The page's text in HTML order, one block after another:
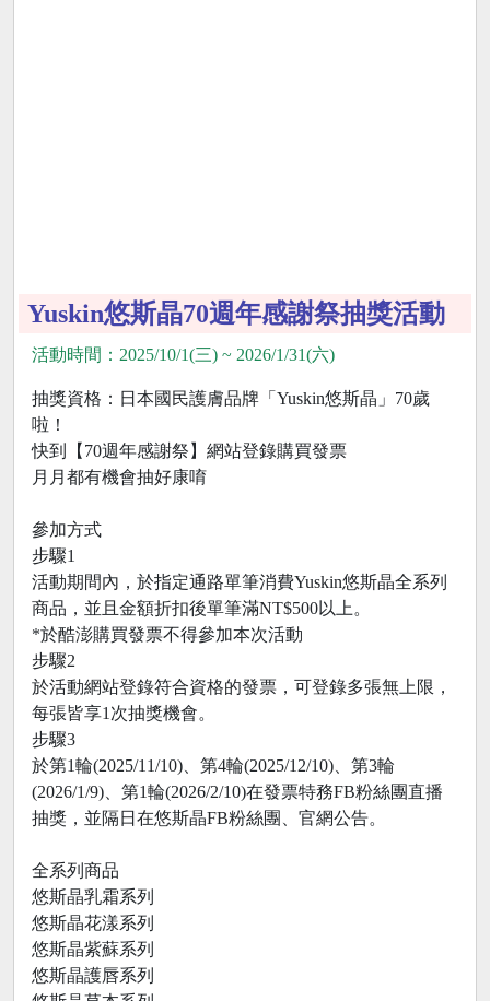
Yuskin悠斯晶70週年感謝祭抽獎活動
活動時間：2025/10/1(三) ~ 2026/1/31(六)
抽獎資格：日本國民護膚品牌「Yuskin悠斯晶」70歲
啦！
快到【70週年感謝祭】網站登錄購買發票
月月都有機會抽好康唷
參加方式
步驟1
活動期間內，於指定通路單筆消費Yuskin悠斯晶全系列
商品，並且金額折扣後單筆滿NT$500以上。
*於酷澎購買發票不得參加本次活動
步驟2
於活動網站登錄符合資格的發票，可登錄多張無上限，
每張皆享1次抽獎機會。
步驟3
於第1輪(2025/11/10)、第4輪(2025/12/10)、第3輪
(2026/1/9)、第1輪(2026/2/10)在發票特務FB粉絲團直播
抽獎，並隔日在悠斯晶FB粉絲團、官網公告。
全系列商品
悠斯晶乳霜系列
悠斯晶花漾系列
悠斯晶紫蘇系列
悠斯晶護唇系列